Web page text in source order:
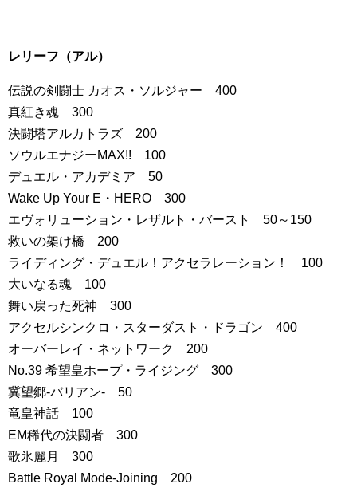
レリーフ（アル）
伝説の剣闘士 カオス・ソルジャー 400
真紅き魂 300
決闘塔アルカトラズ 200
ソウルエナジーMAX!! 100
デュエル・アカデミア 50
Wake Up Your E・HERO 300
エヴォリューション・レザルト・バースト 50～150
救いの架け橋 200
ライディング・デュエル！アクセラレーション！ 100
大いなる魂 100
舞い戻った死神 300
アクセルシンクロ・スターダスト・ドラゴン 400
オーバーレイ・ネットワーク 200
No.39 希望皇ホープ・ライジング 300
冀望郷-バリアン- 50
竜皇神話 100
EM稀代の決闘者 300
歌氷麗月 300
Battle Royal Mode-Joining 200